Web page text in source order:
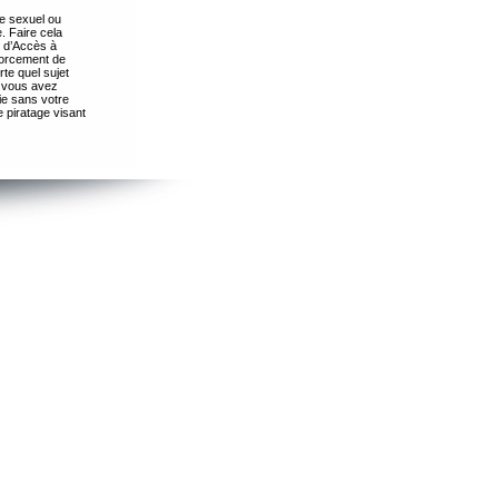
sexuel ou
Faire cela
à
de
quel sujet
avez
sans votre
piratage visant